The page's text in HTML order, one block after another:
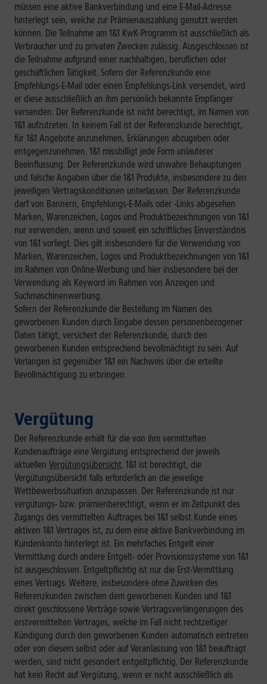
müssen eine aktive Bankverbindung und eine E-Mail-Adresse
hinterlegt sein, welche zur Prämienauszahlung genutzt werden
können. Die Teilnahme am 1&1 KwK-Programm ist ausschließlich als
Verbraucher und zu privaten Zwecken zulässig. Ausgeschlossen ist
die Teilnahme aufgrund einer nachhaltigen, beruflichen oder
geschäftlichen Tätigkeit. Sofern der Referenzkunde eine
Empfehlungs-E-Mail oder einen Empfehlungs-Link versendet, wird
er diese ausschließlich an ihm persönlich bekannte Empfänger
versenden. Der Referenzkunde ist nicht berechtigt, im Namen von
1&1 aufzutreten. In keinem Fall ist der Referenzkunde berechtigt,
für 1&1 Angebote anzunehmen, Erklärungen abzugeben oder
entgegenzunehmen. 1&1 missbilligt jede Form unlauterer
Beeinflussung. Der Referenzkunde wird unwahre Behauptungen
und falsche Angaben über die 1&1 Produkte, insbesondere zu den
jeweiligen Vertragskonditionen unterlassen. Der Referenzkunde
darf von Bannern, Empfehlungs-E-Mails oder -Links abgesehen
Marken, Warenzeichen, Logos und Produktbezeichnungen von 1&1
nur verwenden, wenn und soweit ein schriftliches Einverständnis
von 1&1 vorliegt. Dies gilt insbesondere für die Verwendung von
Marken, Warenzeichen, Logos und Produktbezeichnungen von 1&1
im Rahmen von Online-Werbung und hier insbesondere bei der
Verwendung als Keyword im Rahmen von Anzeigen und
Suchmaschinenwerbung.
Sofern der Referenzkunde die Bestellung im Namen des
geworbenen Kunden durch Eingabe dessen personenbezogener
Daten tätigt, versichert der Referenzkunde, durch den
geworbenen Kunden entsprechend bevollmächtigt zu sein. Auf
Verlangen ist gegenüber 1&1 ein Nachweis über die erteilte
Bevollmächtigung zu erbringen.
Vergütung
Der Referenzkunde erhält für die von ihm vermittelten
Kundenaufträge eine Vergütung entsprechend der jeweils
aktuellen Vergütungsübersicht . 1&1 ist berechtigt, die
Vergütungsübersicht falls erforderlich an die jeweilige
Wettbewerbssituation anzupassen. Der Referenzkunde ist nur
vergütungs- bzw. prämienberechtigt, wenn er im Zeitpunkt des
Zugangs des vermittelten Auftrages bei 1&1 selbst Kunde eines
aktiven 1&1 Vertrages ist, zu dem eine aktive Bankverbindung im
Kundenkonto hinterlegt ist. Ein mehrfaches Entgelt einer
Vermittlung durch andere Entgelt- oder Provisionssysteme von 1&1
ist ausgeschlossen. Entgeltpflichtig ist nur die Erst-Vermittlung
eines Vertrags. Weitere, insbesondere ohne Zuwirken des
Referenzkunden zwischen dem geworbenen Kunden und 1&1
direkt geschlossene Verträge sowie Vertragsverlängerungen des
erstvermittelten Vertrages, welche im Fall nicht rechtzeitiger
Kündigung durch den geworbenen Kunden automatisch eintreten
oder von diesem selbst oder auf Veranlassung von 1&1 beauftragt
werden, sind nicht gesondert entgeltpflichtig. Der Referenzkunde
hat kein Recht auf Vergütung, wenn er nicht ausschließlich als